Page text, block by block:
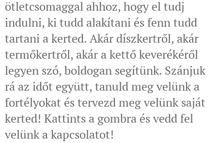
ötletcsomaggal ahhoz, hogy el tudj
indulni, ki tudd alakítani és fenn tudd
tartani a kerted. Akár díszkertről, akár
termőkertről, akár a kettő keverékéről
legyen szó, boldogan segítünk. Szánjuk
rá az időt együtt, tanuld meg velünk a
fortélyokat és tervezd meg velünk saját
kerted! Kattints a gombra és vedd fel
velünk a kapcsolatot!